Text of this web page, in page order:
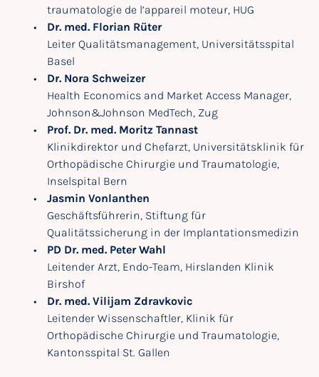
traumatologie de l’appareil moteur, HUG
Dr. med. Florian Rüter
Leiter Qualitätsmanagement, Universitätsspital
Basel
Dr. Nora Schweizer
Health Economics and Market Access Manager,
Johnson&Johnson MedTech, Zug
Prof. Dr. med. Moritz Tannast
Klinikdirektor und Chefarzt, Universitätsklinik für
Orthopädische Chirurgie und Traumatologie,
Inselspital Bern
Jasmin Vonlanthen
Geschäftsführerin, Stiftung für
Qualitätssicherung in der Implantationsmedizin
PD Dr. med. Peter Wahl
Leitender Arzt, Endo-Team, Hirslanden Klinik
Birshof
Dr. med. Vilijam Zdravkovic
Leitender Wissenschaftler, Klinik für
Orthopädische Chirurgie und Traumatologie,
Kantonsspital St. Gallen